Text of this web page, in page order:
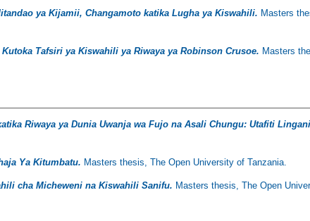
ya Kijamii, Changamoto katika Lugha ya Kiswahili. Masters
Tafsiri ya Kiswahili ya Riwaya ya Robinson Crusoe. Masters
Riwaya ya Dunia Uwanja wa Fujo na Asali Chungu: Utafiti
Ya Kitumbatu. Masters thesis, The Open University of Tanzania.
cha Micheweni na Kiswahili Sanifu. Masters thesis, The Open